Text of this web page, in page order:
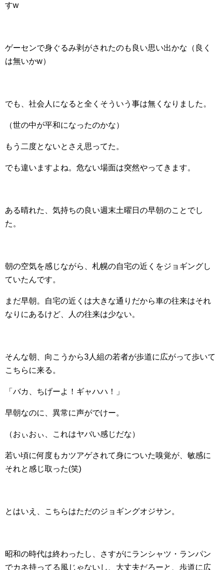
すw
ゲーセンで身ぐるみ剥がされたのも良い思い出かな（良く
は無いかw）
でも、社会人になると全くそういう事は無くなりました。
（世の中が平和になったのかな）
もう二度とないとさえ思ってた。
でも違いますよね。危ない場面は突然やってきます。
ある晴れた、気持ちの良い週末土曜日の早朝のことでし
た。
朝の空気を感じながら、札幌の自宅の近くをジョギングし
ていたんです。
まだ早朝。自宅の近くは大きな通りだから車の往来はそれ
なりにあるけど、人の往来は少ない。
そんな朝、向こうから3人組の若者が歩道に広がって歩いて
こちらに来る。
「バカ、ちげーよ！ギャハハ！」
早朝なのに、異常に声がでけー。
（おぃおぃ、これはヤバい感じだな）
若い頃に何度もカツアゲされて身についた嗅覚が、敏感に
それと感じ取った(笑)
とはいえ、こちらはただのジョギングオジサン。
昭和の時代は終わったし、さすがにランシャツ・ランパン
でカネ持ってる風じゃないし、大丈夫だろーと、歩道に広